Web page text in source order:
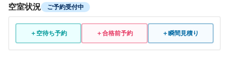
空室状況 ご予約受付中
＋空待ち予約 ＋合格前予約 ＋瞬間見積り